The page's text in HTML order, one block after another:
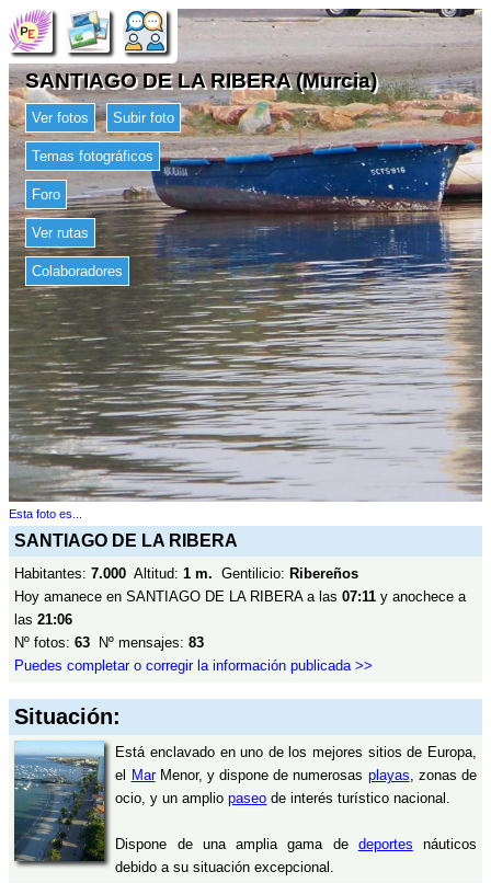
SANTIAGO DE LA RIBERA (Murcia)
Ver fotos Subir foto
Temas fotográficos
Foro
Ver rutas
Colaboradores
Esta foto es...
SANTIAGO DE LA RIBERA
Habitantes: 7.000 Altitud: 1 m. Gentilicio: Ribereños
Hoy amanece en SANTIAGO DE LA RIBERA a las 07:11 y anochece a
las 21:06
Nº fotos: 63 Nº mensajes: 83
Puedes completar o corregir la información publicada >>
Situación:
Está enclavado en uno de los mejores sitios de Europa,
el
MarMenor, y dispone de numerosas playas, zonas de
ocio, y un ampliopaseo de interés turístico nacional.
Dispone de una amplia gama de deportes náuticos
debido a su situación excepcional.